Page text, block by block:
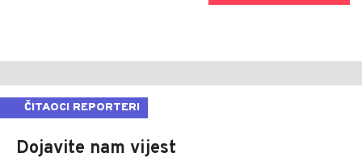
ČITAOCI REPORTERI
Dojavite nam vijest